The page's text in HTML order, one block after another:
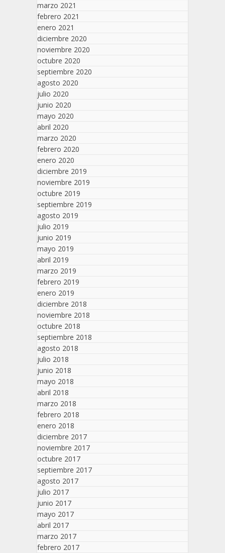
marzo 2021
febrero 2021
enero 2021
diciembre 2020
noviembre 2020
octubre 2020
septiembre 2020
agosto 2020
julio 2020
junio 2020
mayo 2020
abril 2020
marzo 2020
febrero 2020
enero 2020
diciembre 2019
noviembre 2019
octubre 2019
septiembre 2019
agosto 2019
julio 2019
junio 2019
mayo 2019
abril 2019
marzo 2019
febrero 2019
enero 2019
diciembre 2018
noviembre 2018
octubre 2018
septiembre 2018
agosto 2018
julio 2018
junio 2018
mayo 2018
abril 2018
marzo 2018
febrero 2018
enero 2018
diciembre 2017
noviembre 2017
octubre 2017
septiembre 2017
agosto 2017
julio 2017
junio 2017
mayo 2017
abril 2017
marzo 2017
febrero 2017